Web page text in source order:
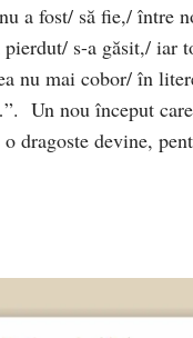
a fost/ să fie,/ între
s-a găsit,/ iar
nu mai cobor/ în
Un nou început
dragoste devine,